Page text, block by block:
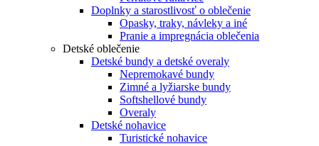
Doplnky a starostlivosť o oblečenie
Opasky, traky, návleky a iné
Pranie a impregnácia oblečenia
Detské oblečenie
Detské bundy a detské overaly
Nepremokavé bundy
Zimné a lyžiarske bundy
Softshellové bundy
Overaly
Detské nohavice
Turistické nohavice